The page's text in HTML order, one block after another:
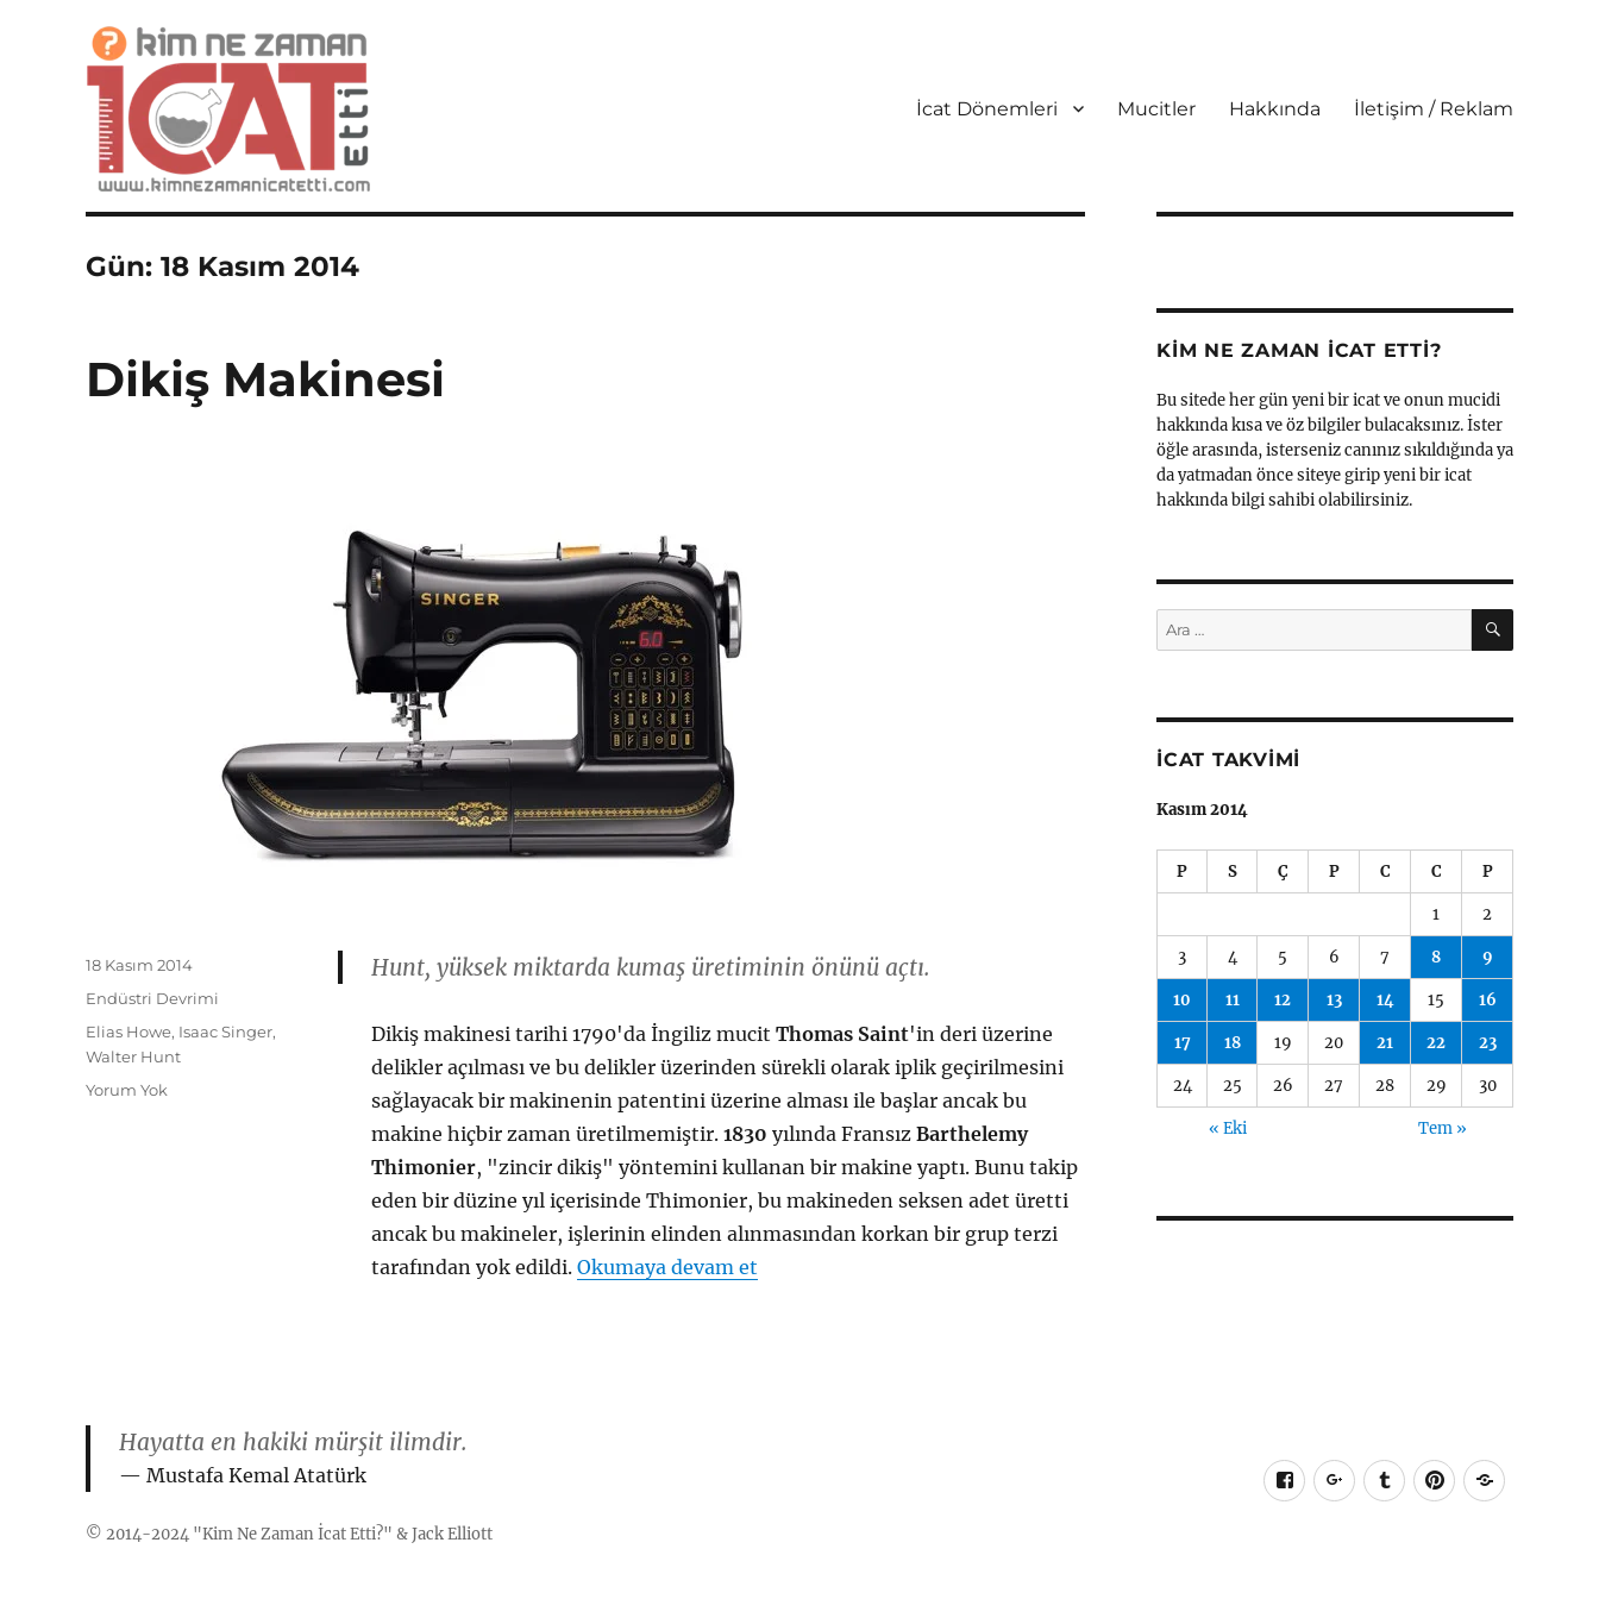
Kim Ne Zaman İcat Etti?
İcatlar, Buluşlar ve Mucitler Sitesi
İcat Dönemleri Mucitler Hakkında İletişim / Reklam
Gün: 18 Kasım 2014
Dikiş Makinesi
Hunt, yüksek miktarda kumaş üretiminin önünü açtı.
Dikiş makinesi tarihi 1790'da İngiliz mucit Thomas Saint'in deri üzerine
delikler açılması ve bu delikler üzerinden sürekli olarak iplik geçirilmesini
sağlayacak bir makinenin patentini üzerine alması ile başlar ancak bu
makine hiçbir zaman üretilmemiştir. 1830 yılında Fransız Barthelemy
Thimonier, "zincir dikiş" yöntemini kullanan bir makine yaptı. Bunu takip
eden bir düzine yıl içerisinde Thimonier, bu makineden seksen adet üretti
ancak bu makineler, işlerinin elinden alınmasından korkan bir grup terzi
tarafından yok edildi. Okumaya devam et
Yayın
tarihi
18 Kasım 2014
Kategoriler
Endüstri Devrimi
Etiketler
Elias Howe, Isaac Singer,
Walter Hunt
Yorum Yok
KIM NE ZAMAN İCAT ETTI?
Bu sitede her gün yeni bir icat ve onun mucidi
hakkında kısa ve öz bilgiler bulacaksınız. İster
öğle arasında, isterseniz canınız sıkıldığında ya
da yatmadan önce siteye girip yeni bir icat
hakkında bilgi sahibi olabilirsiniz.
Ara: ARA
İCAT TAKVIMI
Kasım 2014
P S Ç P C C P
1 2
3 4 5 6 7 8 9
10 11 12 13 14 15 16
17 18 19 20 21 22 23
24 25 26 27 28 29 30
« Eki Tem »
FacebookGoogle+TumblrPinterest
RSS
Hayatta en hakiki mürşit ilimdir.
Mustafa Kemal Atatürk
© 2014-2024 "Kim Ne Zaman İcat Etti?" &Jack Elliott